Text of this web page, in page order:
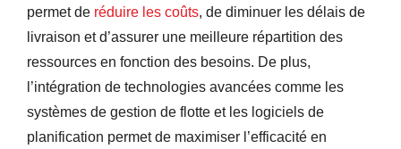
permet de réduire les coûts, de diminuer les délais de
livraison et d’assurer une meilleure répartition des
ressources en fonction des besoins. De plus,
l’intégration de technologies avancées comme les
systèmes de gestion de flotte et les logiciels de
planification permet de maximiser l’efficacité en